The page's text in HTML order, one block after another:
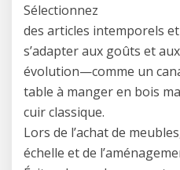
Sélectionnez
des articles intemporels
s’adapter aux goûts et
évolution—comme un
table à manger en bois
cuir classique.
Lors de l’achat de
échelle et de